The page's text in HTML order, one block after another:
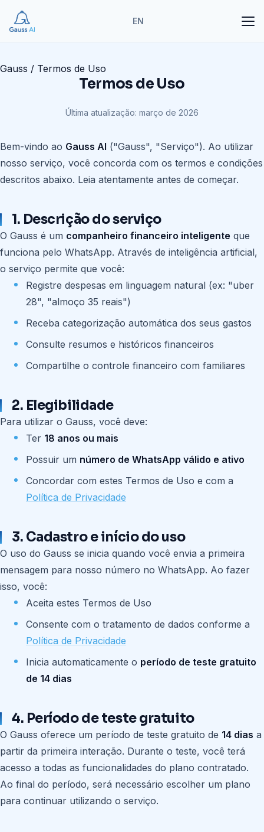
EN
Gauss / Termos de Uso
Termos de Uso
Última atualização: março de 2026
Bem-vindo ao Gauss AI ("Gauss", "Serviço"). Ao utilizar
nosso serviço, você concorda com os termos e condições
descritos abaixo. Leia atentamente antes de começar.
1. Descrição do serviço
O Gauss é um companheiro financeiro inteligente que
funciona pelo WhatsApp. Através de inteligência artificial,
o serviço permite que você:
Registre despesas em linguagem natural (ex: "uber
28", "almoço 35 reais")
Receba categorização automática dos seus gastos
Consulte resumos e históricos financeiros
Compartilhe o controle financeiro com familiares
2. Elegibilidade
Para utilizar o Gauss, você deve:
Ter 18 anos ou mais
Possuir um número de WhatsApp válido e ativo
Concordar com estes Termos de Uso e com a
Política de Privacidade
3. Cadastro e início do uso
O uso do Gauss se inicia quando você envia a primeira
mensagem para nosso número no WhatsApp. Ao fazer
isso, você:
Aceita estes Termos de Uso
Consente com o tratamento de dados conforme a
Política de Privacidade
Inicia automaticamente o período de teste gratuito
de 14 dias
4. Período de teste gratuito
O Gauss oferece um período de teste gratuito de 14 dias a
partir da primeira interação. Durante o teste, você terá
acesso a todas as funcionalidades do plano contratado.
Ao final do período, será necessário escolher um plano
para continuar utilizando o serviço.